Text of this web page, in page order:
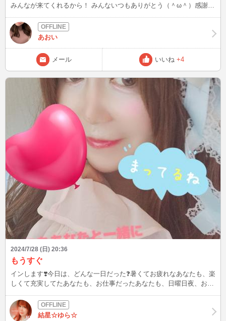
みんなが来てくれるから！ みんないつもありがとう（＾ω＾）感謝し
ら来てくれたら嬉しいな〜
あおい
メール いいね +4
2024/7/28 (日) 20:36
もうすぐ
インします❣️今日は、どんな一日だった❓️暑くてお疲れなあなたも、楽
しくて充実してたあなたも、お仕事だったあなたも、日曜日夜、おや
ᵔ˶₎ა
結星☆ゆら☆